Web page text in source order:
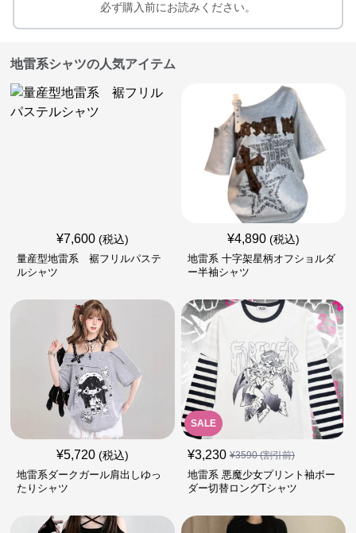
必ず購入前にお読みください。
地雷系シャツの人気アイテム
¥7,600 (税込)
量産型地雷系 裾フリルパステ
ルシャツ
¥4,890 (税込)
地雷系 十字架星柄オフショルダ
ー半袖シャツ
¥5,720 (税込)
地雷系ダークガール肩出しゆっ
たりシャツ
SALE
¥3,230 ¥3590(割引前)
地雷系 悪魔少女プリント袖ボー
ダー切替ロングTシャツ